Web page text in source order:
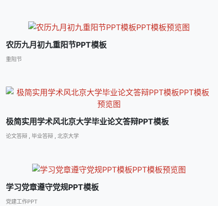
农历九月初九重阳节PPT模板
重阳节
极简实用学术风北京大学毕业论文答辩PPT模板
论文答辩 毕业答辩 北京大学
学习党章遵守党规PPT模板
党建工作PPT